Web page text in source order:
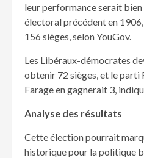
leur performance serait
électoral précédent en
156 sièges, selon YouGov.
Les Libéraux-démocrates
obtenir 72 sièges, et le
Farage en gagnerait 3,
Analyse des résultats
Cette élection pourrait
historique pour la politique